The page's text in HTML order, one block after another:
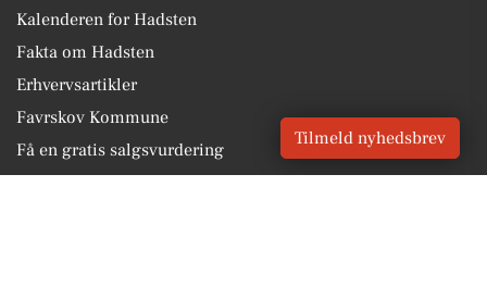
Kalenderen for Hadsten
Fakta om Hadsten
Erhvervsartikler
Favrskov Kommune
Få en gratis salgsvurdering
Tilmeld nyhedsbrev